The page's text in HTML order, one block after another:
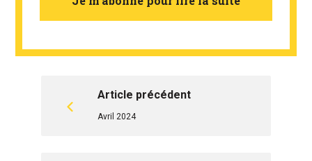
Article précédent
Avril 2024